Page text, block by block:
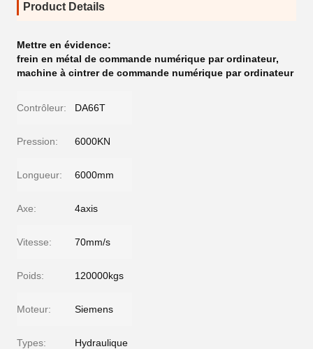
Product Details
Mettre en évidence:
frein en métal de commande numérique par ordinateur,
machine à cintrer de commande numérique par ordinateur
Contrôleur: DA66T
Pression: 6000KN
Longueur: 6000mm
Axe: 4axis
Vitesse: 70mm/s
Poids: 120000kgs
Moteur: Siemens
Types: Hydraulique